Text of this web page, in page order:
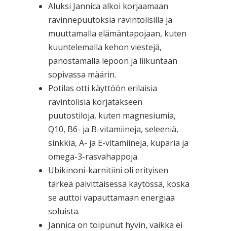
Aluksi Jannica alkoi korjaamaan
ravinnepuutoksia ravintolisillä ja
muuttamalla elämäntapojaan, kuten
kuuntelemalla kehon viestejä,
panostamalla lepoon ja liikuntaan
sopivassa määrin.
Potilas otti käyttöön erilaisia
ravintolisiä korjatakseen
puutostiloja, kuten magnesiumia,
Q10, B6- ja B-vitamiineja, seleeniä,
sinkkiä, A- ja E-vitamiineja, kuparia ja
omega-3-rasvahappoja.
Ubikinoni-karnitiini oli erityisen
tärkeä päivittäisessä käytössä, koska
se auttoi vapauttamaan energiaa
soluista.
Jannica on toipunut hyvin, vaikka ei